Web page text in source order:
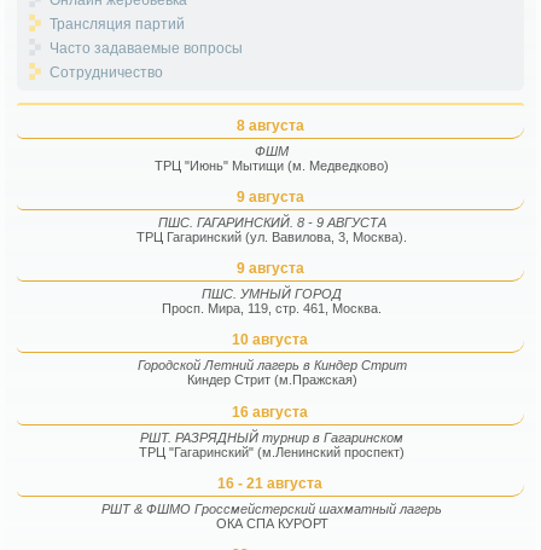
Трансляция партий
Часто задаваемые вопросы
Сотрудничество
8 августа
ФШМ
ТРЦ "Июнь" Мытищи (м. Медведково)
9 августа
ПШС. ГАГАРИНСКИЙ. 8 - 9 АВГУСТА
ТРЦ Гагаринский (ул. Вавилова, 3, Москва).
9 августа
ПШС. УМНЫЙ ГОРОД
Просп. Мира, 119, стр. 461, Москва.
10 августа
Городской Летний лагерь в Киндер Стрит
Киндер Стрит (м.Пражская)
16 августа
РШТ. РАЗРЯДНЫЙ турнир в Гагаринском
ТРЦ "Гагаринский" (м.Ленинский проспект)
16 - 21 августа
РШТ & ФШМО Гроссмейстерский шахматный лагерь
ОКА СПА КУРОРТ